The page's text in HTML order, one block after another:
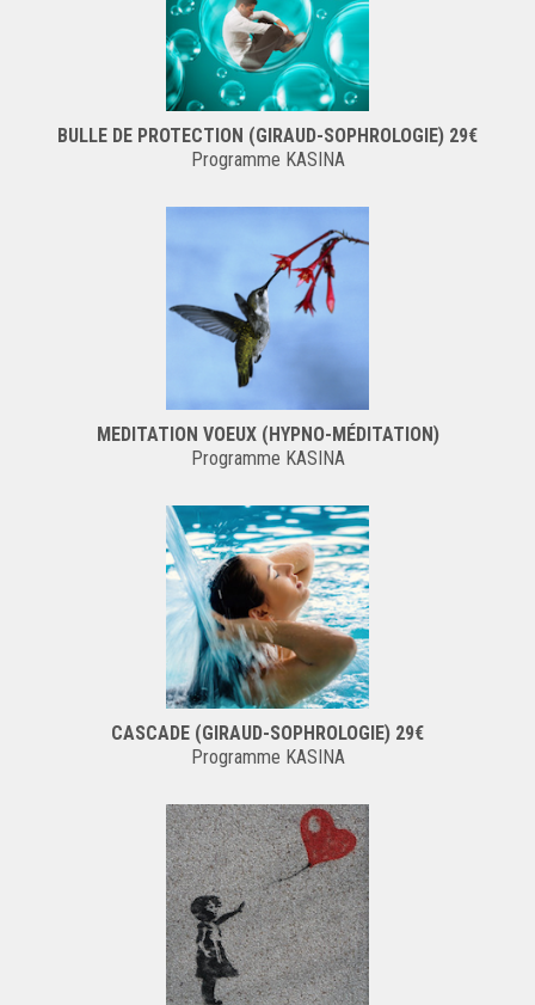
BULLE DE PROTECTION (GIRAUD-SOPHROLOGIE) 29€
Programme KASINA
MEDITATION VOEUX (HYPNO-MÉDITATION)
Programme KASINA
CASCADE (GIRAUD-SOPHROLOGIE) 29€
Programme KASINA